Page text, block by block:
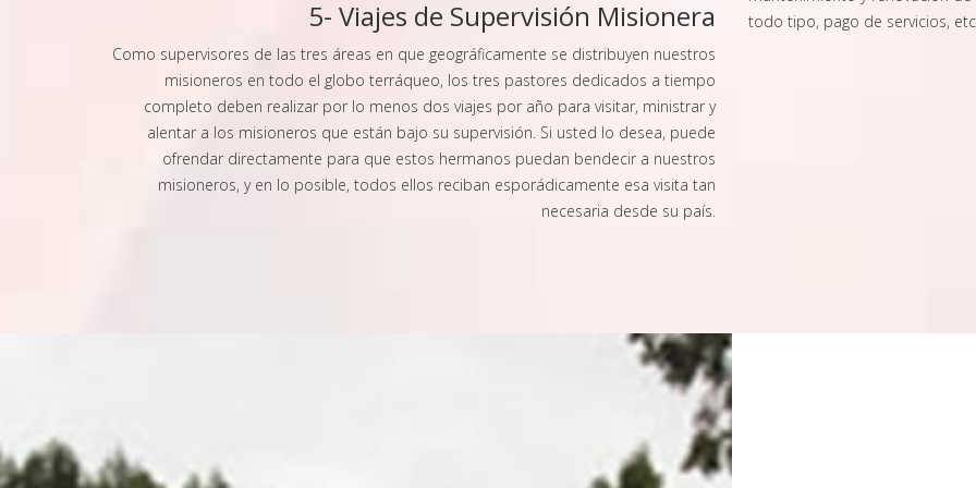
5- Viajes de Supervisión Misionera
Como supervisores de las tres áreas en que geográficamente se distribuyen nuestros
misioneros en todo el globo terráqueo, los tres pastores dedicados a tiempo
completo deben realizar por lo menos dos viajes por año para visitar, ministrar y
alentar a los misioneros que están bajo su supervisión. Si usted lo desea, puede
ofrendar directamente para que estos hermanos puedan bendecir a nuestros
misioneros, y en lo posible, todos ellos reciban esporádicamente esa visita tan
necesaria desde su país.
todo tipo, pago de servicios,